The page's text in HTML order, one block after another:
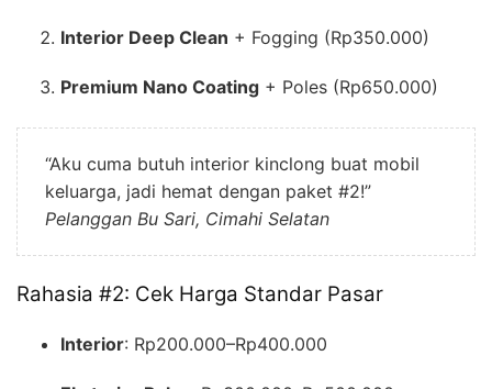
Interior Deep Clean + Fogging (Rp350.000)
Premium Nano Coating + Poles (Rp650.000)
“Aku cuma butuh interior kinclong buat mobil
keluarga, jadi hemat dengan paket #2!”
Pelanggan Bu Sari, Cimahi Selatan
Rahasia #2: Cek Harga Standar Pasar
Interior: Rp200.000–Rp400.000